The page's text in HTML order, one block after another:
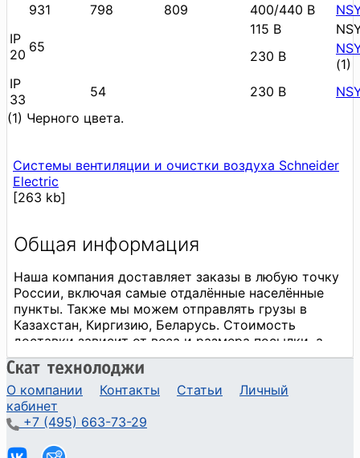
931
798 809 400/440 В
IP
20 65
115 В
230 В
(1)
IP
33
54 230 В
(1) Черного цвета.
Системы вентиляции и очистки воздуха Schneider
Electric
[263 kb]
О компании Контакты Статьи
Личный
кабинет
+7 (495) 663-73-29